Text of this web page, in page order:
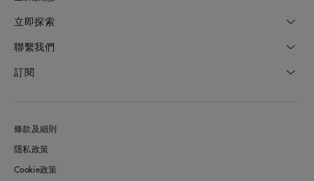
立即探索
聯繫我們
訂閱
條款及細則
隱私政策
Cookie政策